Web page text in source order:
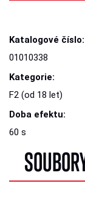
Katalogové číslo:
01010338
Kategorie:
F2 (od 18 let)
Doba efektu:
60 s